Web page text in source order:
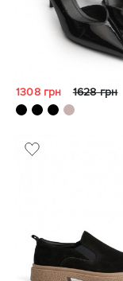
1308 грн 1628 грн